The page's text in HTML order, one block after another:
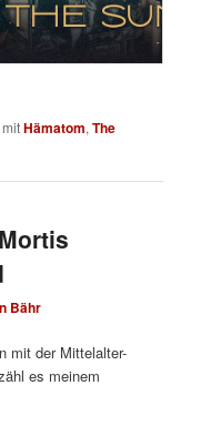
Hämatom,The
Bähr
mit der Mittelalter-
es meinem